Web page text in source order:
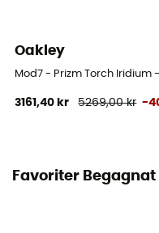
Oakley
Mod7 - Prizm Torch Iridium
3161,40 kr 5269,00 kr -
Favoriter Begagnat